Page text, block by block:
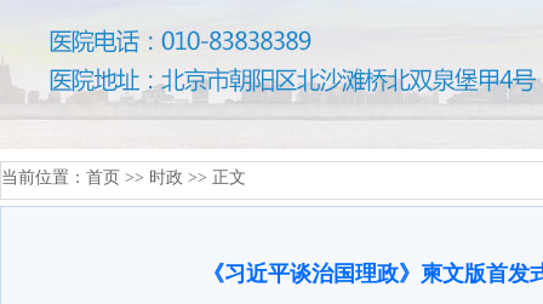
当前位置： 首页 >> 时政 >> 正文
《习近平谈治国理政》柬文版首发